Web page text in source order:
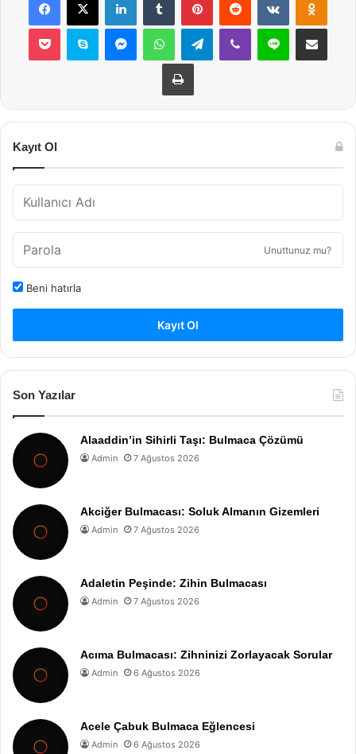
Pocket Skype MessengerWhatsAppTelegramViber Line E-Posta ile
Yazdır
Kayıt Ol
Unuttunuz mu?
Beni hatırla
Kayıt Ol
Son Yazılar
Alaaddin’in Sihirli Taşı: Bulmaca Çözümü
Admin 7 Ağustos 2026
Akciğer Bulmacası: Soluk Almanın Gizemleri
Admin 7 Ağustos 2026
Adaletin Peşinde: Zihin Bulmacası
Admin 7 Ağustos 2026
Acıma Bulmacası: Zihninizi Zorlayacak Sorular
Admin 6 Ağustos 2026
Acele Çabuk Bulmaca Eğlencesi
Admin 6 Ağustos 2026